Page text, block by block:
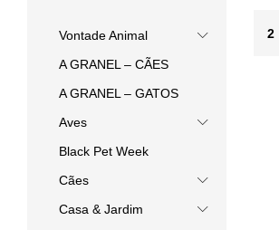
2
Vontade Animal
A GRANEL – CÃES
A GRANEL – GATOS
Aves
Black Pet Week
Cães
Casa & Jardim